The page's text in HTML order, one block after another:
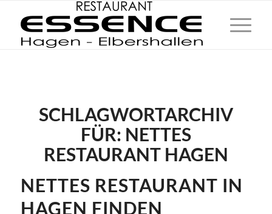
SCHLAGWORTARCHIV
FÜR: NETTES
RESTAURANT HAGEN
NETTES RESTAURANT IN
HAGEN FINDEN